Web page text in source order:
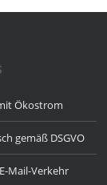
Ökostrom
gemäß DSGVO
Mail-Verkehr